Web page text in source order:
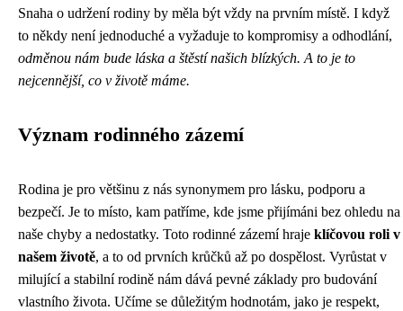
Snaha o udržení rodiny by měla být vždy na prvním místě. I když
to někdy není jednoduché a vyžaduje to kompromisy a odhodlání,
odměnou nám bude láska a štěstí našich blízkých. A to je to
nejcennější, co v životě máme.
Význam rodinného zázemí
Rodina je pro většinu z nás synonymem pro lásku, podporu a
bezpečí. Je to místo, kam patříme, kde jsme přijímáni bez ohledu na
naše chyby a nedostatky. Toto rodinné zázemí hraje klíčovou roli v
našem životě, a to od prvních krůčků až po dospělost. Vyrůstat v
milující a stabilní rodině nám dává pevné základy pro budování
vlastního života. Učíme se důležitým hodnotám, jako je respekt,